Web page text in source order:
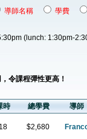
導師名稱 學費
(lunch: 1:30pm-
令課程彈性更高！
時 總學費 導師
18 $2,680